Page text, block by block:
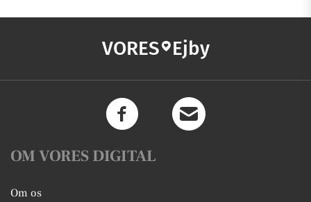
VORES Ejby
OM VORES DIGITAL
Om os